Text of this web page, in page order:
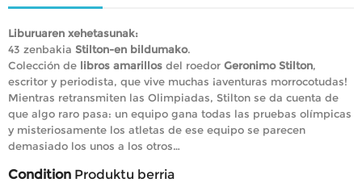
Liburuaren xehetasunak:
43 zenbakia Stilton-en bildumako.
Colección de libros amarillos del roedor Geronimo Stilton,
escritor y periodista, que vive muchas ¡aventuras morrocotudas!
Mientras retransmiten las Olimpiadas, Stilton se da cuenta de
que algo raro pasa: un equipo gana todas las pruebas olímpicas
y misteriosamente los atletas de ese equipo se parecen
demasiado los unos a los otros…
Condition Produktu berria